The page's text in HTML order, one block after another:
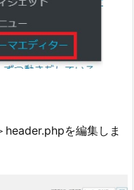
header.phpを編集しま